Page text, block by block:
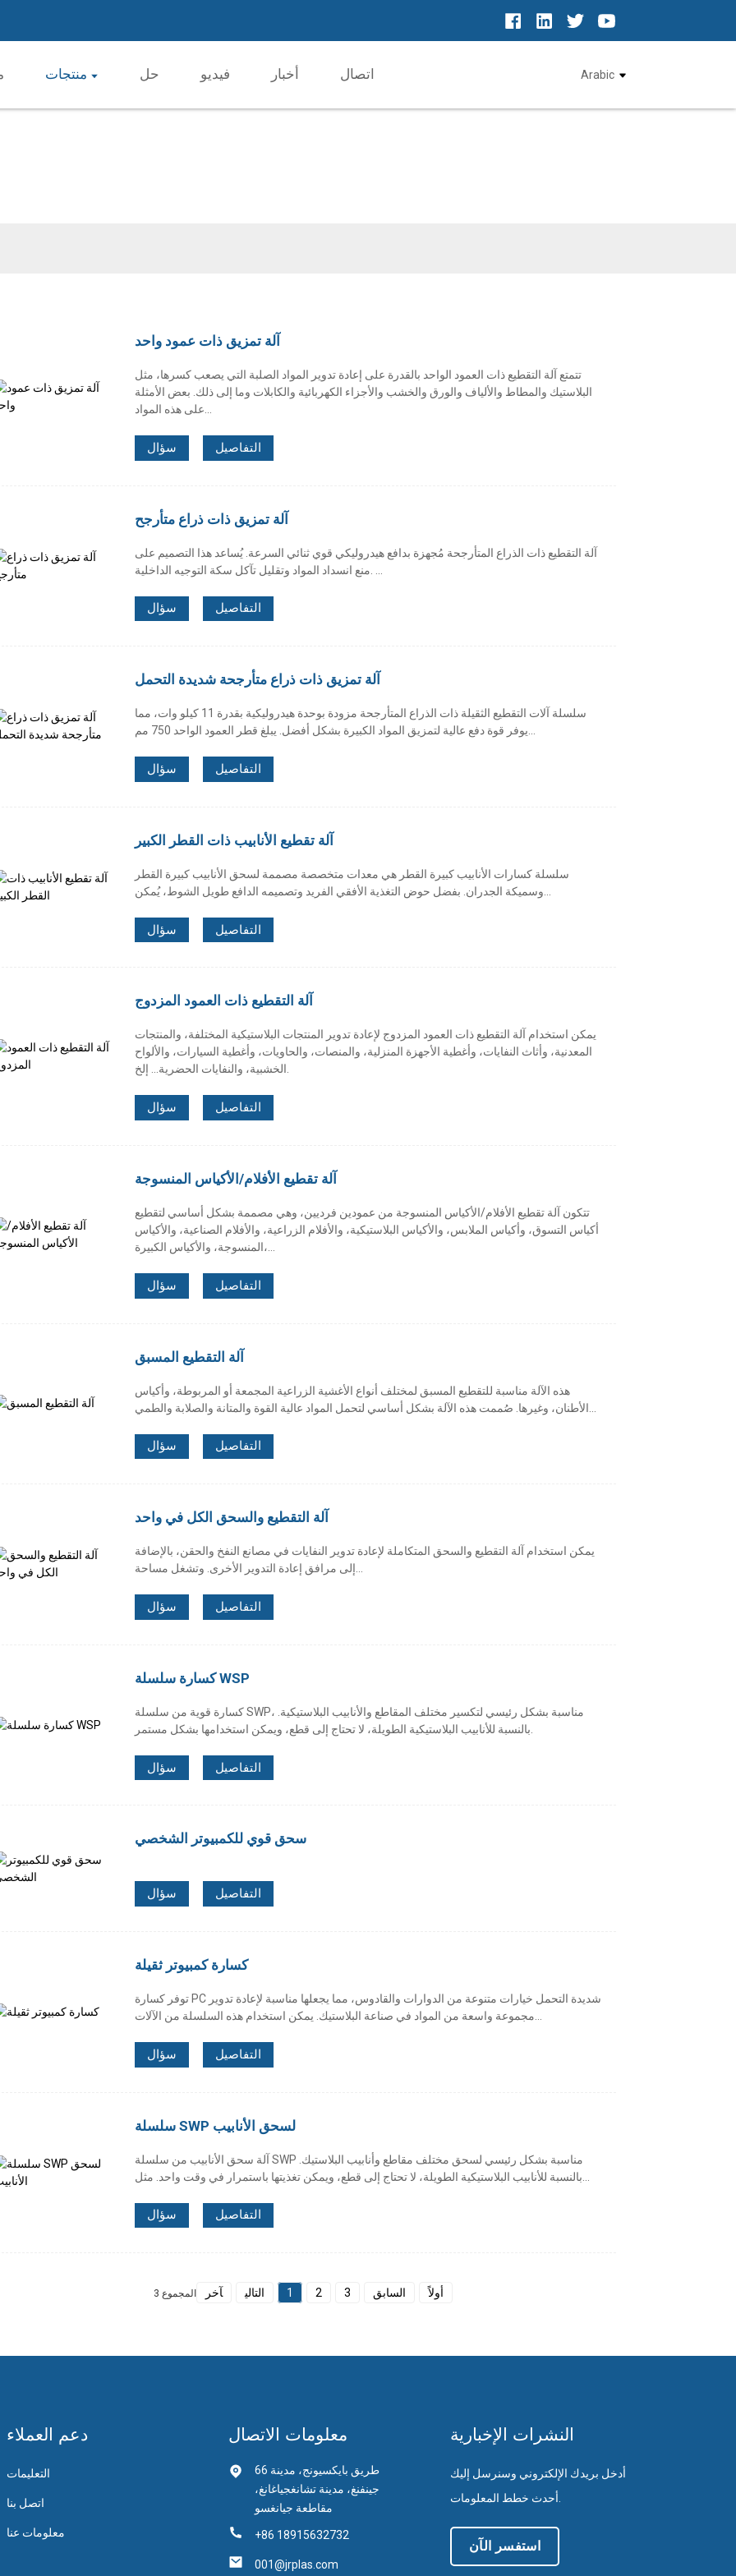
منتجات حل فيديو أخبار اتصال Arabic
آلة تمزيق ذات عمود واحد
تتمتع آلة التقطيع ذات العمود الواحد بالقدرة على إعادة تدوير المواد الصلبة التي يصعب كسرها، مثل
البلاستيك والمطاط والألياف والورق والخشب والأجزاء الكهربائية والكابلات وما إلى ذلك. بعض الأمثلة
سؤال التفاصيل
آلة تمزيق ذات ذراع متأرجح
آلة التقطيع ذات الذراع المتأرجحة مُجهزة بدافع هيدروليكي قوي ثنائي السرعة. يُساعد هذا التصميم على
سؤال التفاصيل
آلة تمزيق ذات ذراع متأرجحة شديدة التحمل
سلسلة آلات التقطيع الثقيلة ذات الذراع المتأرجحة مزودة بوحدة هيدروليكية بقدرة 11 كيلو وات، مما
سؤال التفاصيل
آلة تقطيع الأنابيب ذات القطر الكبير
سلسلة كسارات الأنابيب كبيرة القطر هي معدات متخصصة مصممة لسحق الأنابيب كبيرة القطر
سؤال التفاصيل
آلة التقطيع ذات العمود المزدوج
يمكن استخدام آلة التقطيع ذات العمود المزدوج لإعادة تدوير المنتجات البلاستيكية المختلفة، والمنتجات
المعدنية، وأثاث النفايات، وأغطية الأجهزة المنزلية، والمنصات، والحاويات، وأغطية السيارات، والألواح
الخشبية، والنفايات الحضرية... إلخ.
سؤال التفاصيل
آلة تقطيع الأفلام/الأكياس المنسوجة
تتكون آلة تقطيع الأفلام/الأكياس المنسوجة من عمودين فرديين، وهي مصممة بشكل أساسي لتقطيع
أكياس التسوق، وأكياس الملابس، والأكياس البلاستيكية، والأفلام الزراعية، والأفلام الصناعية، والأكياس
المنسوجة، والأكياس الكبيرة،...
سؤال التفاصيل
آلة التقطيع المسبق
هذه الآلة مناسبة للتقطيع المسبق لمختلف أنواع الأغشية الزراعية المجمعة أو المربوطة، وأكياس
سؤال التفاصيل
آلة التقطيع والسحق الكل في واحد
يمكن استخدام آلة التقطيع والسحق المتكاملة لإعادة تدوير النفايات في مصانع النفخ والحقن، بالإضافة
سؤال التفاصيل
كسارة سلسلة WSP
كسارة قوية من سلسلة SWP، مناسبة بشكل رئيسي لتكسير مختلف المقاطع والأنابيب البلاستيكية.
سؤال التفاصيل
سحق قوي للكمبيوتر الشخصي
سؤال التفاصيل
كسارة كمبيوتر ثقيلة
توفر كسارة PC شديدة التحمل خيارات متنوعة من الدوارات والقادوس، مما يجعلها مناسبة لإعادة تدوير
سؤال التفاصيل
سلسلة SWP لسحق الأنابيب
آلة سحق الأنابيب من سلسلة SWP مناسبة بشكل رئيسي لسحق مختلف مقاطع وأنابيب البلاستيك.
سؤال التفاصيل
أولاً السابق 1 2 3 التالي آخر المجموع 3
دعم العملاء
التعليمات
اتصل بنا
معلومات عنا
معلومات الاتصال
66 طريق بايكسيونج، مدينة
جينفنغ، مدينة تشانغجياغانغ،
مقاطعة جيانغسو
+86 18915632732
001@jrplas.com
النشرات الإخبارية
أدخل بريدك الإلكتروني وسنرسل إليك
استفسر الآن